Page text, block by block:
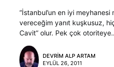
“İstanbul’un en iyi meyhanesi
vereceğim yanıt kuşkusuz,
Cavit” olur. Pek çok
DEVRIM ALP ARTAM
EYLÜL 26, 2011